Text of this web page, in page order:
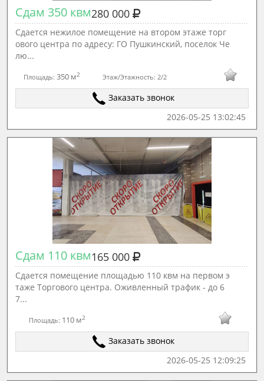
Сдам 350 квм280 000
Сдается нежилое помещение на втором этаже торг
ового центра по адресу: ГО Пушкинский, поселок Че
лю...
Площадь:350 м2 Этаж/Этажность: 2/2
Заказать звонок
2026-05-25 13:02:45
Сдам 110 квм165 000
Сдается помещение площадью 110 квм на первом э
таже Торгового центра. Оживленный трафик - до 6
7...
Площадь: 110 м2
Заказать звонок
2026-05-25 12:09:25